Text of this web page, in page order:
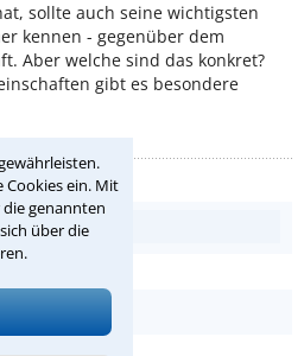
Cookies ein. Mit
genannten
über die
sollte auch seine wichtigsten
kennen - gegenüber dem
Aber welche sind das konkret?
gibt es besondere